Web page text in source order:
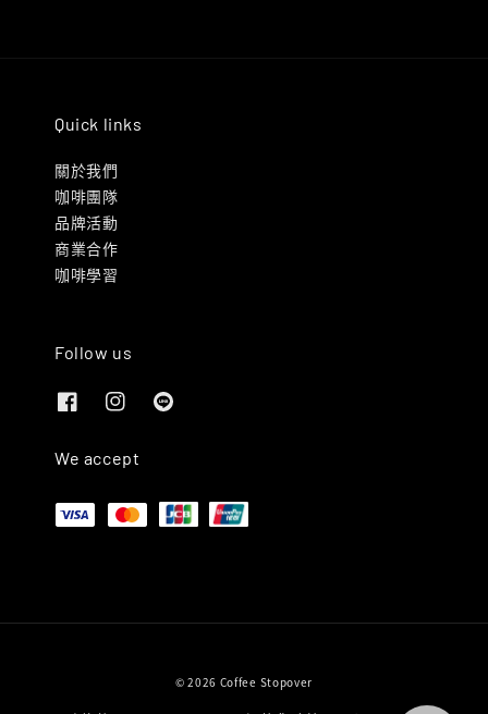
Quick links
關於我們
咖啡團隊
品牌活動
商業合作
咖啡學習
Follow us
We accept
© 2026 Coffee Stopover